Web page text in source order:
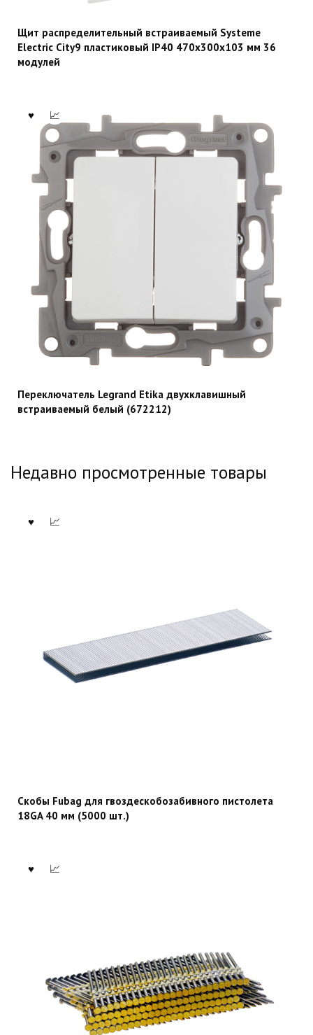
Щит распределительный встраиваемый Systeme
Electric City9 пластиковый IP40 470х300х103 мм 36
модулей
Переключатель Legrand Etika двухклавишный
встраиваемый белый (672212)
Недавно просмотренные товары
Скобы Fubag для гвоздескобозабивного пистолета
18GA 40 мм (5000 шт.)